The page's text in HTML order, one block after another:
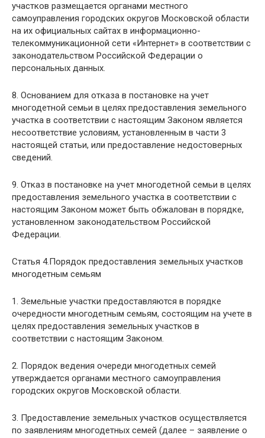
участков размещается органами местного
самоуправления городских округов Московской области
на их официальных сайтах в информационно-
телекоммуникационной сети «Интернет» в соответствии с
законодательством Российской Федерации о
персональных данных.
8. Основанием для отказа в постановке на учет
многодетной семьи в целях предоставления земельного
участка в соответствии с настоящим Законом является
несоответствие условиям, установленным в части 3
настоящей статьи, или предоставление недостоверных
сведений.
9. Отказ в постановке на учет многодетной семьи в целях
предоставления земельного участка в соответствии с
настоящим Законом может быть обжалован в порядке,
установленном законодательством Российской
Федерации.
Статья 4.Порядок предоставления земельных участков
многодетным семьям
1. Земельные участки предоставляются в порядке
очередности многодетным семьям, состоящим на учете в
целях предоставления земельных участков в
соответствии с настоящим Законом.
2. Порядок ведения очереди многодетных семей
утверждается органами местного самоуправления
городских округов Московской области.
3. Предоставление земельных участков осуществляется
по заявлениям многодетных семей (далее – заявление о